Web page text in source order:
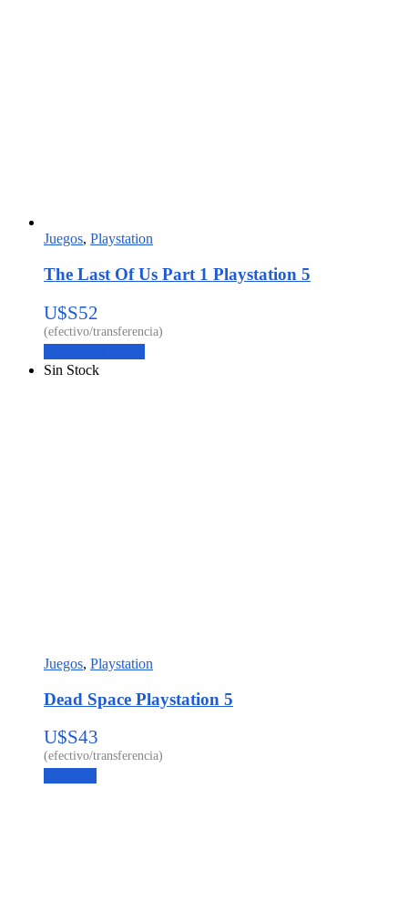
Juegos, Playstation
The Last Of Us Part 1 Playstation 5
U$S52
Sin Stock
Juegos, Playstation
Dead Space Playstation 5
U$S43